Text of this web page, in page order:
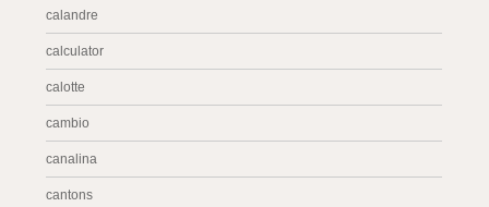
calandre
calculator
calotte
cambio
canalina
cantons